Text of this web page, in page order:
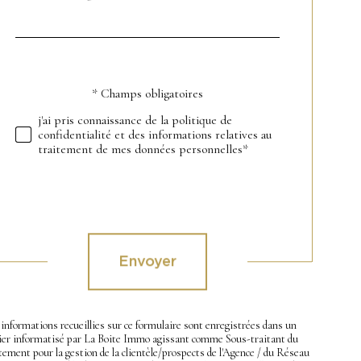
défaut
Validation* Champs obligatoires
j'ai pris connaissance de la politique de
confidentialité et des informations relatives au
traitement de mes données personnelles*
Envoyer
recueillies sur ce formulaire sont enregistrées dans un
informatisé par La Boite Immo agissant comme Sous-traitant du
pour la gestion de la clientèle/prospects de l'Agence / du Réseau